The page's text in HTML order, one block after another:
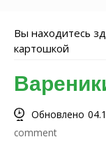
Вы находитесь
картошкой
Обновлено
comment